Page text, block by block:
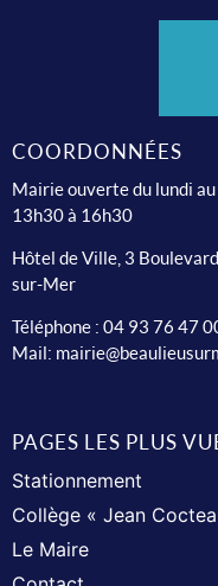
COORDONNÉES
Mairie ouverte du lundi
13h30 à 16h30
Hôtel de Ville, 3
sur-Mer
Téléphone : 04 93 76 47
Mail:
PAGES LES PLUS
Stationnement
Collège « Jean
Le Maire